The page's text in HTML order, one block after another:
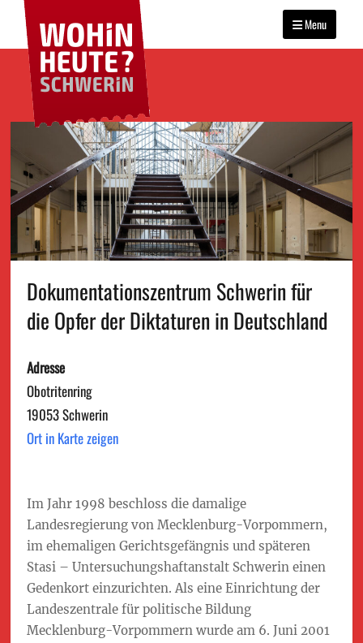
content
WOHIN HEUTE?
SCHWERIN
Das Veranstaltungsportal
für Schwerin
Primary
menu
Menu
Dokumentationszentrum Schwerin für
die Opfer der Diktaturen in Deutschland
Adresse
Obotritenring
19053 Schwerin
Ort in Karte zeigen
Im Jahr 1998 beschloss die damalige
Landesregierung von Mecklenburg-Vorpommern,
im ehemaligen Gerichtsgefängnis und späteren
Stasi – Untersuchungshaftanstalt Schwerin einen
Gedenkort einzurichten. Als eine Einrichtung der
Landeszentrale für politische Bildung
Mecklenburg-Vorpommern wurde am 6. Juni 2001